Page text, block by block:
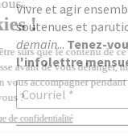
En renseignant
consentez à
Seligmann,
confidentialité. Il
désabonner à
Vivre et agir
soutenues et
demain... Tenez-
l'infolettre